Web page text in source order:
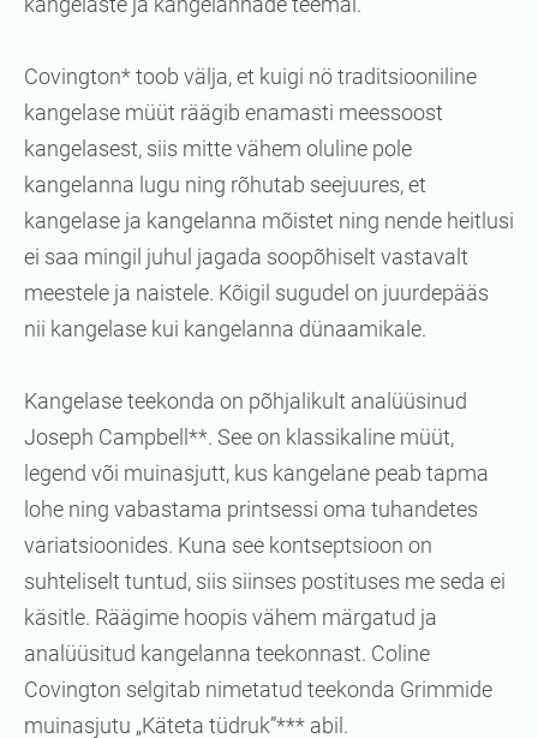
Covington* toob välja, et kuigi nö traditsiooniline
kangelase müüt räägib enamasti meessoost
kangelasest, siis mitte vähem oluline pole
kangelanna lugu ning rõhutab seejuures, et
kangelase ja kangelanna mõistet ning nende heitlusi
ei saa mingil juhul jagada soopõhiselt vastavalt
meestele ja naistele. Kõigil sugudel on juurdepääs
nii kangelase kui kangelanna dünaamikale.
Kangelase teekonda on põhjalikult analüüsinud
Joseph Campbell**. See on klassikaline müüt,
legend või muinasjutt, kus kangelane peab tapma
lohe ning vabastama printsessi oma tuhandetes
variatsioonides. Kuna see kontseptsioon on
suhteliselt tuntud, siis siinses postituses me seda ei
käsitle. Räägime hoopis vähem märgatud ja
analüüsitud kangelanna teekonnast. Coline
Covington selgitab nimetatud teekonda Grimmide
muinasjutu „Käteta tüdruk”*** abil.